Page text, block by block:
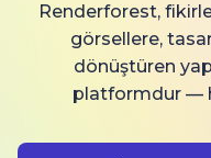
Renderforest,
görsellere,
dönüştüren
platformdur —